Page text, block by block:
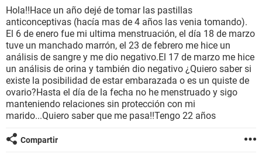
BIENESTAR
SEXUALIDAD
GLOSARIO
Hola!!Hace un año dejé de tomar las pastillas
anticonceptivas (hacía mas de 4 años las venia tomando).
El 6 de enero fue mi ultima menstruación, el día 18 de marzo
tuve un manchado marrón, el 23 de febrero me hice un
análisis de sangre y me dio negativo.El 17 de marzo me hice
un análisis de orina y también dio negativo ¿Quiero saber si
existe la posibilidad de estar embarazada o es un quiste de
ovario?Hasta el día de la fecha no he menstruado y sigo
manteniendo relaciones sin protección con mi
marido...Quiero saber que me pasa!!Tengo 22 años
Compartir